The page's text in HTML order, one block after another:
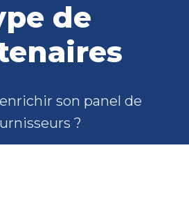
de
son panel de
?